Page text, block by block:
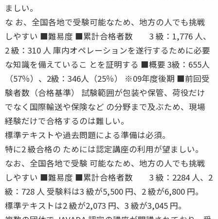
ましい。
な お、全国各地で受験可能なため、地方の人でも挑戦
しやすい ■難易度 ■累計合格者数 3 級：1,776 人、
2 級：310 人 庫内オペレーションを遂行するために必要
な知識を備えているこ とを証明する ■概要 3級：655人
（57％）、2級：346人（25％） ※09年度後期 ■前回受
験者数（合格基準） 試験範囲が包装や保管、荷役だけ
でなく国際輸送や保険など の分野まで及ぶため、現場
経験だけで合格するのは難しい。
標準テキストや過去問題による準備は必須。
特に2 級合格の ためには認定講座の利用が望ましい。
なお、全国各地で受験 可能なため、地方の人でも挑戦
しやすい ■難易度 ■累計合格者数 3 級：2284 人、2
級：728 人 受験料は3 級が5,500 円、2 級が6,800 円。
標準テキストは2 級が2,073 円、3 級が3,045 円。